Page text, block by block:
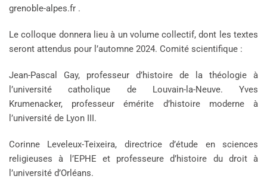
grenoble-alpes.fr .
Le colloque donnera lieu à un volume collectif, dont les textes
seront attendus pour l’automne 2024. Comité scientifique :
Jean-Pascal Gay, professeur d’histoire de la théologie à
l’université catholique de Louvain-la-Neuve. Yves
Krumenacker, professeur émérite d’histoire moderne à
l’université de Lyon III.
Corinne Leveleux-Teixeira, directrice d’étude en sciences
religieuses à l’EPHE et professeure d’histoire du droit à
l’université d’Orléans.